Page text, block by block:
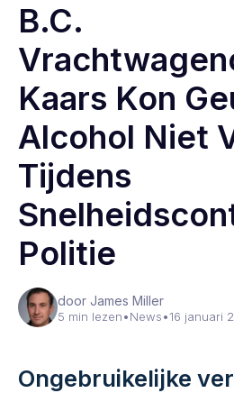
B.C.
Kaars Kon
Alcohol Niet
Tijdens
Politie
door James Miller
5 min lezen•News•16 januari
Ongebruikelijke